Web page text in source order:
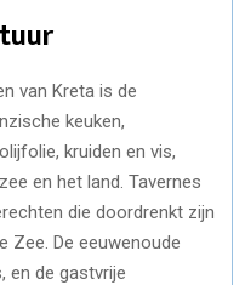
van Kreta is de
keuken,
kruiden en vis,
en het land. Tavernes
die doordrenkt zijn
Zee. De eeuwenoude
en de gastvrije